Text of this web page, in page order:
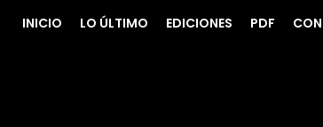
INICIO LO ÚLTIMO EDICIONES PDF